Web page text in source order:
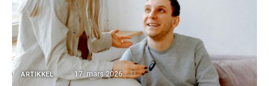
ARTIKKEL 17. mars 2026